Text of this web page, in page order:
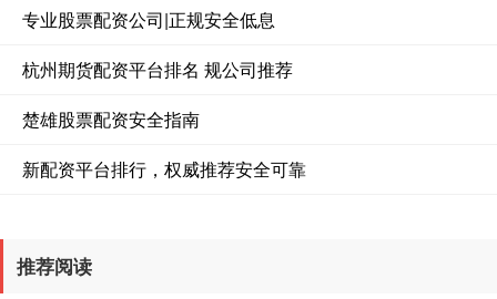
专业股票配资公司|正规安全低息
杭州期货配资平台排名 规公司推荐
楚雄股票配资安全指南
新配资平台排行，权威推荐安全可靠
推荐阅读